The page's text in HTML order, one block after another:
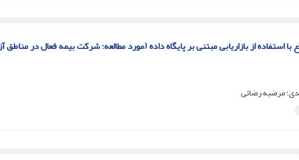
استفاده از بازاریابی مبتنی بر پایگاه داده (مورد مطالعه: شرکت بیمه فعال در مناطق
مرضیه رضائی